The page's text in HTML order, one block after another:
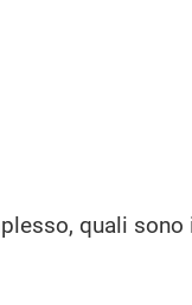
quali sono